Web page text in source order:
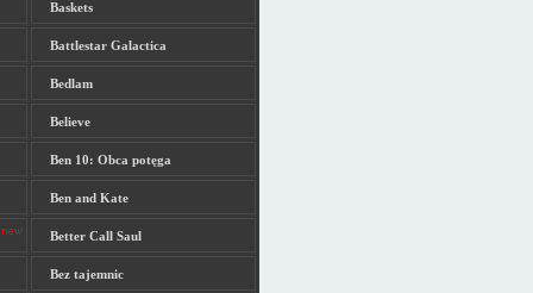
Baskets
Battlestar Galactica
Bedlam
Believe
Ben 10: Obca potęga
Ben and Kate
Better Call Saul
Bez tajemnic